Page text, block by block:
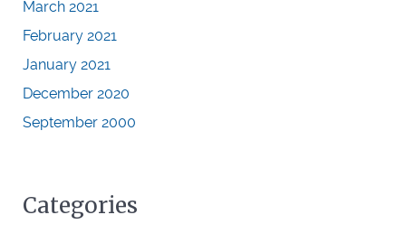
March 2021
February 2021
January 2021
December 2020
September 2000
Categories